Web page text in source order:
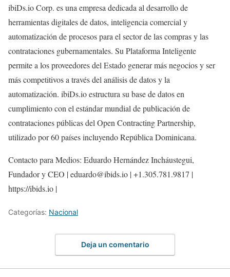
ibiDs.io Corp. es una empresa dedicada al desarrollo de
herramientas digitales de datos, inteligencia comercial y
automatización de procesos para el sector de las compras y las
contrataciones gubernamentales. Su Plataforma Inteligente
permite a los proveedores del Estado generar más negocios y ser
más competitivos a través del análisis de datos y la
automatización. ibiDs.io estructura su base de datos en
cumplimiento con el estándar mundial de publicación de
contrataciones públicas del Open Contracting Partnership,
utilizado por 60 países incluyendo República Dominicana.
Contacto para Medios: Eduardo Hernández Incháustegui,
Fundador y CEO | eduardo@ibids.io | +1.305.781.9817 |
https://ibids.io |
Categorías: Nacional
Deja un comentario